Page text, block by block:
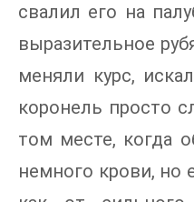
свалил его на
выразительное
меняли курс,
коронель просто
том месте, когда
немного крови, но